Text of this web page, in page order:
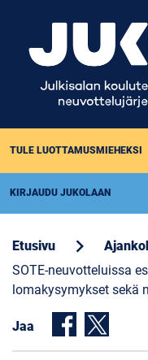
TULE LUOTTAMUSMIEHEKSI
KIRJAUDU JUKOLAAN
Etusivu chevron_right
SOTE-neuvotteluissa
lomakysymykset sekä
Jaa